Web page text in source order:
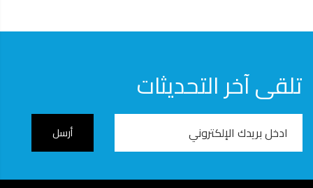
تلقى آخر التحديثات
Address